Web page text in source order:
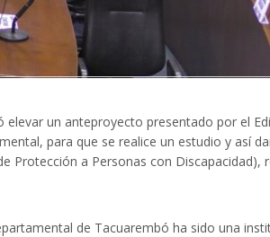
un anteproyecto presentado por el
para que se realice un estudio y así
Protección a Personas con Discapacidad),
de Tacuarembó ha sido una